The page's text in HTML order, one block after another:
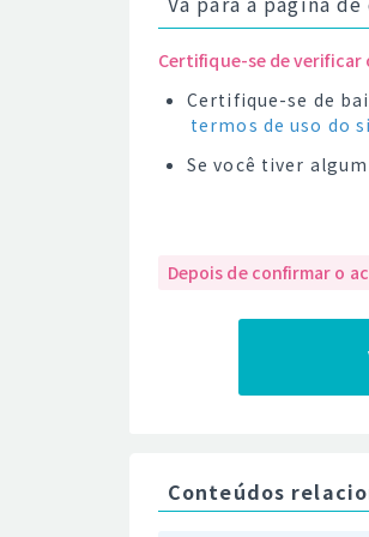
Certifique-se de verificar
Certifique-se de
termos de uso do
Se você tiver
Depois de confirmar o
Conteúdos